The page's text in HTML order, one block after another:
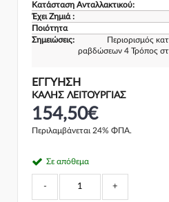
Κατάσταση Ανταλλακτικού:
Έχει Ζημιά :
Ποιότητα
Σημειώσεις:
Περιορισμός
ραβδώσεων 4 Τρόπος
ΕΓΓΎΗΣΗ
ΚΑΛΗΣ ΛΕΙΤΟΥΡΓΙΑΣ
154,50€
Περιλαμβάνεται 24% ΦΠΑ.
Σε απόθεμα
- +